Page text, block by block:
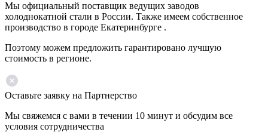
Мы официальный поставщик ведущих заводов
холоднокатной стали в России. Также имеем собственное
производство в городе Екатеринбурге .
Поэтому можем предложить гарантировано лучшую
стоимость в регионе.
Оставьте заявку на Партнерство
Мы свяжемся с вами в течении 10 минут и обсудим все
условия сотрудничества